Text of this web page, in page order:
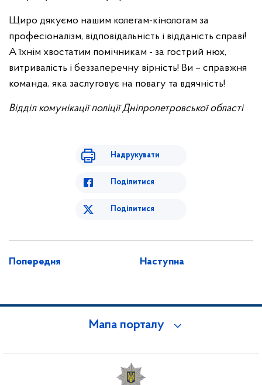
Щиро дякуємо нашим колегам-кінологам за
професіоналізм, відповідальність і відданість справі!
А їхнім хвостатим помічникам - за гострий нюх,
витривалість і беззаперечну вірність! Ви – справжня
команда, яка заслуговує на повагу та вдячність!
Відділ комунікації поліції Дніпропетровської області
Надрукувати
Поділитися
Поділитися
Попередня Наступна
Мапа порталу